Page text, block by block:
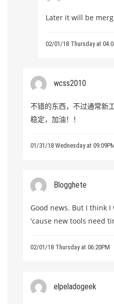
Later it will be
02/01/18 Thursday at
wcss2010
不错的东西，不过通常新
稳定，加油！！
01/31/18 Wednesday at
Blogghete
Good news. But I think
'cause new tools need
02/01/18 Thursday at 06:20PM
elpeladogeek